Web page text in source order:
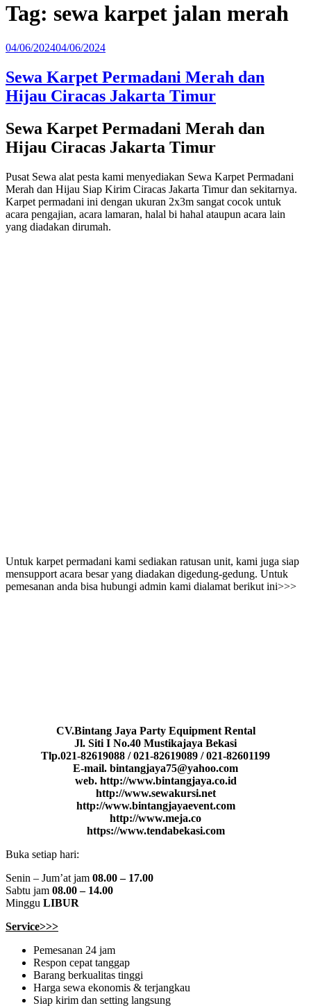
Tag: sewa karpet jalan merah
Diposkan
04/06/202404/06/2024
Sewa Karpet Permadani Merah dan
Hijau Ciracas Jakarta Timur
Sewa Karpet Permadani Merah dan
Hijau Ciracas Jakarta Timur
Pusat Sewa alat pesta kami menyediakan Sewa Karpet Permadani
Merah dan Hijau Siap Kirim Ciracas Jakarta Timur dan sekitarnya.
Karpet permadani ini dengan ukuran 2x3m sangat cocok untuk
acara pengajian, acara lamaran, halal bi hahal ataupun acara lain
yang diadakan dirumah.
Untuk karpet permadani kami sediakan ratusan unit, kami juga siap
mensupport acara besar yang diadakan digedung-gedung. Untuk
pemesanan anda bisa hubungi admin kami dialamat berikut ini>>>
CV.Bintang Jaya Party Equipment Rental
Jl. Siti I No.40 Mustikajaya Bekasi
Tlp.021-82619088 / 021-82619089 / 021-82601199
E-mail. bintangjaya75@yahoo.com
web. http://www.bintangjaya.co.id
http://www.sewakursi.net
http://www.bintangjayaevent.com
http://www.meja.co
https://www.tendabekasi.com
Buka setiap hari:
Senin – Jum’at jam 08.00 – 17.00
Sabtu jam 08.00 – 14.00
Minggu LIBUR
Service>>>
Pemesanan 24 jam
Respon cepat tanggap
Barang berkualitas tinggi
Harga sewa ekonomis & terjangkau
Siap kirim dan setting langsung